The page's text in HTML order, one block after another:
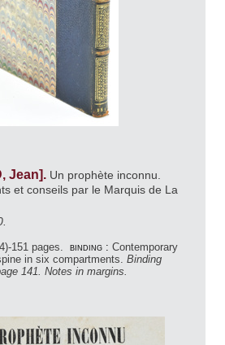
Jean]. Un prophète inconnu.
et conseils par le Marquis de La
151 pages. binding : Contemporary
in six compartments. Binding
141. Notes in margins.